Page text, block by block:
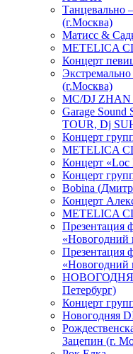
Танцевально
(г.Москва)
Матисс &
METELICA
Концерт
(г.Москва)
МС/DJ ZHAN
Garage Sound
TOUR, Dj
Концерт
METELICA
Концерт «Loc
Концерт
Bobina
Концерт
METELICA
Презентация
«Новогодний
Презентация
«Новогодний
Петербург)
Концерт
Новогодняя
Зацепин (г.